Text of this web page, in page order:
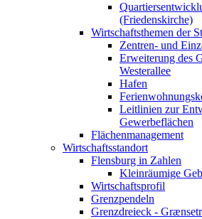
(Friedenskirche)
Wirtschaftsthemen der
Zentren- und
Erweiterung des
Westerallee
Hafen
Leitlinien zur
Gewerbeflächen
Flächenmanagement
Wirtschaftsstandort
Flensburg in Zahlen
Kleinräumige
Wirtschaftsprofil
Grenzpendeln
Grenzdreieck -